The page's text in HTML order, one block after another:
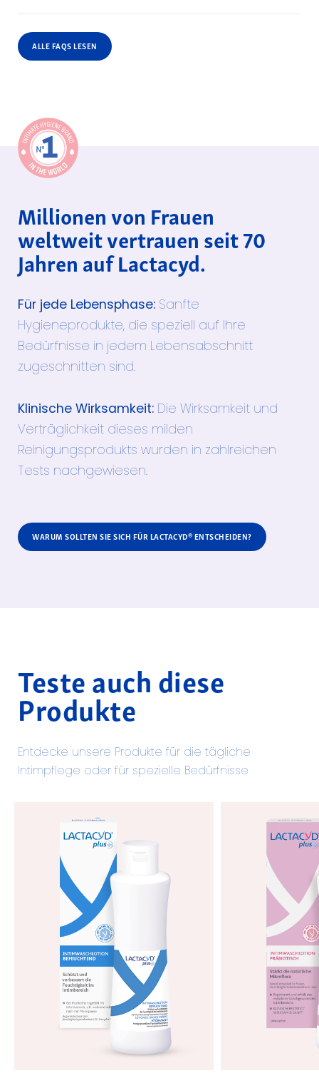
ALLE FAQS LESEN
Millionen von Frauen
weltweit vertrauen seit 70
Jahren auf Lactacyd.
Für jede Lebensphase: Sanfte
Hygieneprodukte, die speziell auf Ihre
Bedürfnisse in jedem Lebensabschnitt
zugeschnitten sind.
Klinische Wirksamkeit: Die Wirksamkeit und
Verträglichkeit dieses milden
Reinigungsprodukts wurden in zahlreichen
Tests nachgewiesen.
WARUM SOLLTEN SIE SICH FÜR LACTACYD® ENTSCHEIDEN?
Teste auch diese
Produkte
Entdecke unsere Produkte für die tägliche
Intimpflege oder für spezielle Bedürfnisse